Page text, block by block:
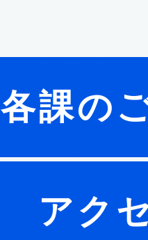
各課の
アク